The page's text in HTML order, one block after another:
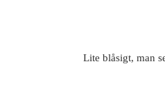
Lite blåsigt, man